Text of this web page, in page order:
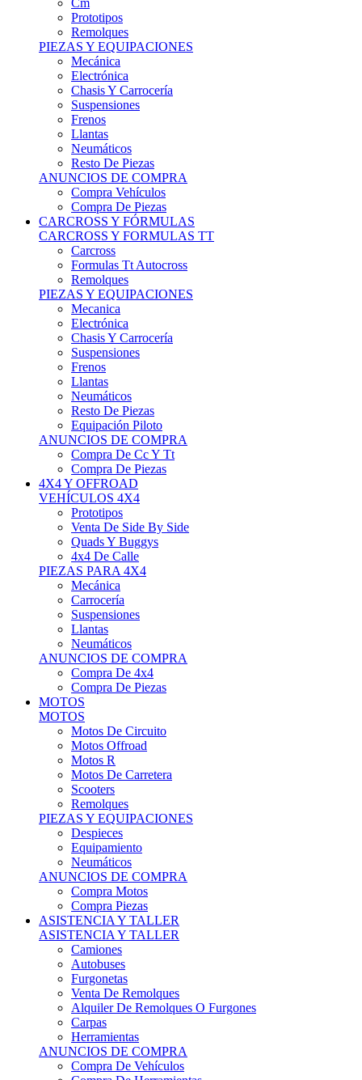
Remolques
PIEZAS Y EQUIPACIONES
Mecánica
Electrónica
Chasis Y Carrocería
Suspensiones
Frenos
Llantas
Neumáticos
Resto De Piezas
ANUNCIOS DE COMPRA
Compra Vehículos
Compra De Piezas
CARCROSS Y FÓRMULAS
CARCROSS Y FORMULAS TT
Carcross
Formulas Tt Autocross
Remolques
PIEZAS Y EQUIPACIONES
Mecanica
Electrónica
Chasis Y Carrocería
Suspensiones
Frenos
Llantas
Neumáticos
Resto De Piezas
Equipación Piloto
ANUNCIOS DE COMPRA
Compra De Cc Y Tt
Compra De Piezas
4X4 Y OFFROAD
VEHÍCULOS 4X4
Prototipos
Venta De Side By Side
Quads Y Buggys
4x4 De Calle
PIEZAS PARA 4X4
Mecánica
Carrocería
Suspensiones
Llantas
Neumáticos
ANUNCIOS DE COMPRA
Compra De 4x4
Compra De Piezas
MOTOS
MOTOS
Motos De Circuito
Motos Offroad
Motos R
Motos De Carretera
Scooters
Remolques
PIEZAS Y EQUIPACIONES
Despieces
Equipamiento
Neumáticos
ANUNCIOS DE COMPRA
Compra Motos
Compra Piezas
ASISTENCIA Y TALLER
ASISTENCIA Y TALLER
Camiones
Autobuses
Furgonetas
Venta De Remolques
Alquiler De Remolques O Furgones
Carpas
Herramientas
ANUNCIOS DE COMPRA
Compra De Vehículos
Compra De Herramientas